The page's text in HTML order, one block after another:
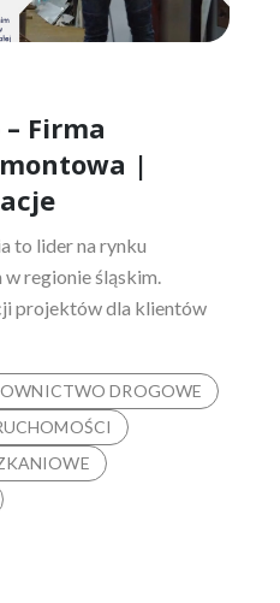
Firma
|
to lider na rynku
regionie śląskim.
projektów dla klientów
DROGOWE